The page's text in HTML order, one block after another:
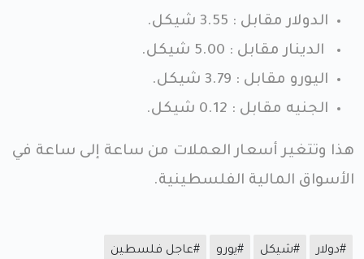
الدولار مقابل : 3.55 شيكل.
الدينار مقابل : 5.00 شيكل.
اليورو مقابل : 3.79 شيكل.
الجنيه مقابل : 0.12 شيكل.
هذا وتتغير أسعار العملات من ساعة إلى ساعة في
الأسواق المالية الفلسطينية.
#دولار #شيكل #يورو #عاجل فلسطين